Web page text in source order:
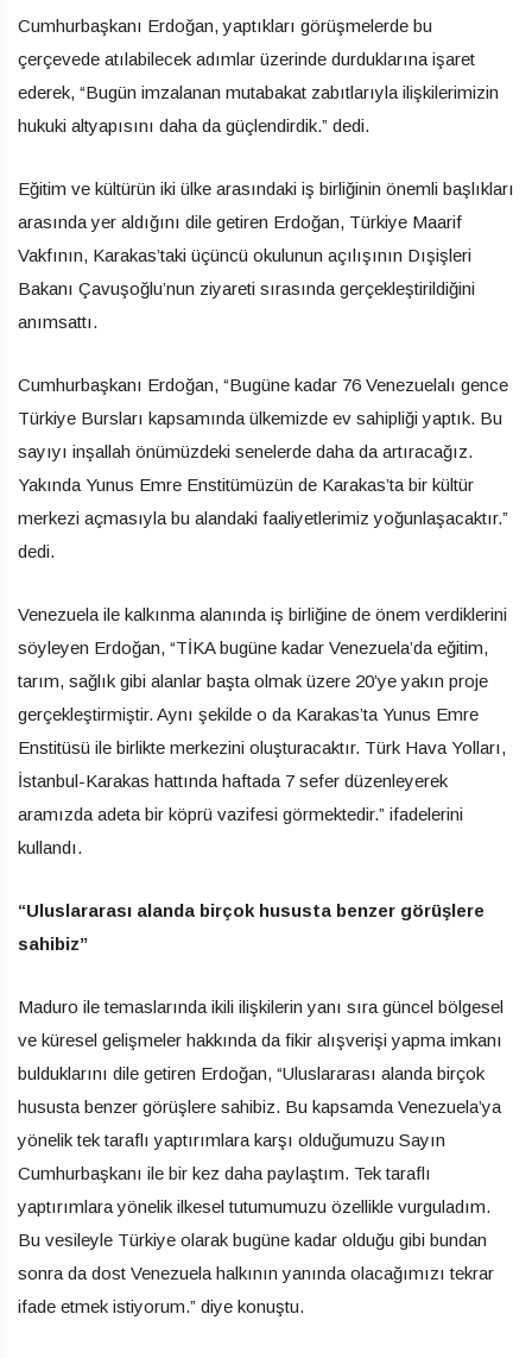
Cumhurbaşkanı Erdoğan, yaptıkları görüşmelerde bu
çerçevede atılabilecek adımlar üzerinde durduklarına işaret
ederek, “Bugün imzalanan mutabakat zabıtlarıyla ilişkilerimizin
hukuki altyapısını daha da güçlendirdik.” dedi.
Eğitim ve kültürün iki ülke arasındaki iş birliğinin önemli başlıkları
arasında yer aldığını dile getiren Erdoğan, Türkiye Maarif
Vakfının, Karakas’taki üçüncü okulunun açılışının Dışişleri
Bakanı Çavuşoğlu’nun ziyareti sırasında gerçekleştirildiğini
anımsattı.
Cumhurbaşkanı Erdoğan, “Bugüne kadar 76 Venezuelalı gence
Türkiye Bursları kapsamında ülkemizde ev sahipliği yaptık. Bu
sayıyı inşallah önümüzdeki senelerde daha da artıracağız.
Yakında Yunus Emre Enstitümüzün de Karakas’ta bir kültür
merkezi açmasıyla bu alandaki faaliyetlerimiz yoğunlaşacaktır.”
dedi.
Venezuela ile kalkınma alanında iş birliğine de önem verdiklerini
söyleyen Erdoğan, “TİKA bugüne kadar Venezuela’da eğitim,
tarım, sağlık gibi alanlar başta olmak üzere 20’ye yakın proje
gerçekleştirmiştir. Aynı şekilde o da Karakas’ta Yunus Emre
Enstitüsü ile birlikte merkezini oluşturacaktır. Türk Hava Yolları,
İstanbul-Karakas hattında haftada 7 sefer düzenleyerek
aramızda adeta bir köprü vazifesi görmektedir.” ifadelerini
kullandı.
“Uluslararası alanda birçok hususta benzer görüşlere
sahibiz”
Maduro ile temaslarında ikili ilişkilerin yanı sıra güncel bölgesel
ve küresel gelişmeler hakkında da fikir alışverişi yapma imkanı
bulduklarını dile getiren Erdoğan, “Uluslararası alanda birçok
hususta benzer görüşlere sahibiz. Bu kapsamda Venezuela’ya
yönelik tek taraflı yaptırımlara karşı olduğumuzu Sayın
Cumhurbaşkanı ile bir kez daha paylaştım. Tek taraflı
yaptırımlara yönelik ilkesel tutumumuzu özellikle vurguladım.
Bu vesileyle Türkiye olarak bugüne kadar olduğu gibi bundan
sonra da dost Venezuela halkının yanında olacağımızı tekrar
ifade etmek istiyorum.” diye konuştu.